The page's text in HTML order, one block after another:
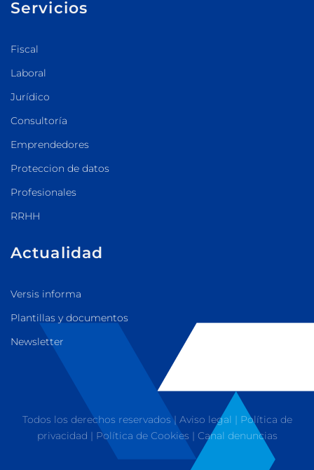
Servicios
Fiscal
Laboral
Jurídico
Consultoría
Emprendedores
Proteccion de datos
Profesionales
RRHH
Actualidad
Versis informa
Plantillas y documentos
Newsletter
Todos los derechos reservados | Aviso legal | Política de
privacidad | Política de Cookies | Canal denuncias